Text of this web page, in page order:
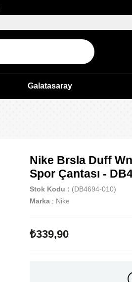
Galatasaray
Nike Brsla Duff
Spor Çantası -
Stok Kodu
(DB4694-010)
Marka : Nike
₺339,90